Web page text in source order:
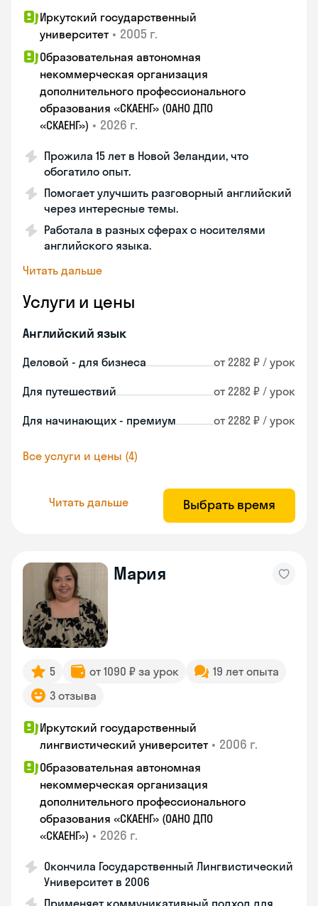
Иркутский государственный
университет • 2005 г.
Образовательная автономная
некоммерческая организация
дополнительного профессионального
образования «СКАЕНГ» (ОАНО ДПО
«СКАЕНГ») • 2026 г.
Прожила 15 лет в Новой Зеландии, что
обогатило опыт.
Помогает улучшить разговорный английский
через интересные темы.
Работала в разных сферах с носителями
английского языка.
Читать дальше
Услуги и цены
Английский язык
Деловой - для бизнеса от 2282 ₽ / урок
Для путешествий от 2282 ₽ / урок
Для начинающих - премиум от 2282 ₽ / урок
Все услуги и цены (4)
Читать дальше Выбрать время
Мария
5 от 1090 ₽ за урок
19 лет опыта
3 отзыва
Иркутский государственный
лингвистический университет • 2006 г.
Образовательная автономная
некоммерческая организация
дополнительного профессионального
образования «СКАЕНГ» (ОАНО ДПО
«СКАЕНГ») • 2026 г.
Окончила Государственный Лингвистический
Университет в 2006
Применяет коммуникативный подход для